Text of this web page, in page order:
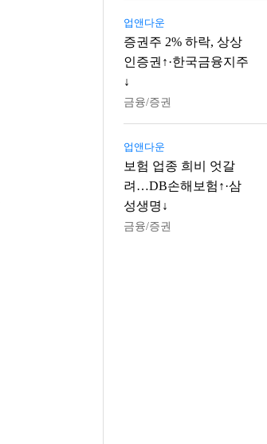
업앤다운
증권주 2% 하락, 상상
인증권↑·한국금융지주
↓
금융/증권
업앤다운
보험 업종 희비 엇갈
려…DB손해보험↑·삼
성생명↓
금융/증권